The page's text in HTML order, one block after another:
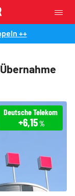
++
Deutsche Telekom
+6,15%